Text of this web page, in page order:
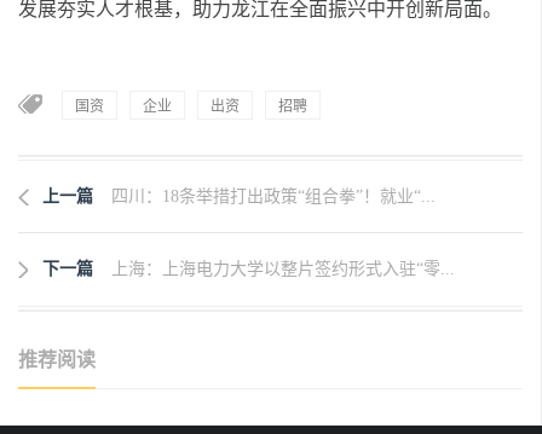
发展夯实人才根基，助力龙江在全面振兴中开创新局面。
国资 企业 出资 招聘
上一篇 四川：18条举措打出政策“组合拳”！就业“...
下一篇 上海：上海电力大学以整片签约形式入驻“零...
推荐阅读